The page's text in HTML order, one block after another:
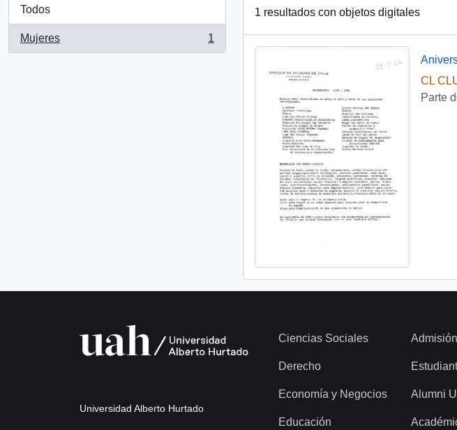
Todos
Mujeres
, 1 resultados
1
1 resultados con objetos digitales
CL
Parte
Universidad Alberto Hurtado
Ciencias Sociales
Derecho
Economía y Negocios
Educación
Admisión
Alumni